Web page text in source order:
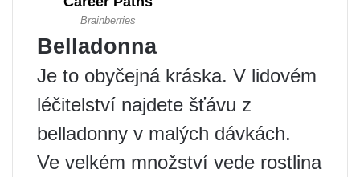
Belladonna
Je to obyčejná kráska. V lidovém
léčitelství najdete šťávu z
belladonny v malých dávkách.
Ve velkém množství vede rostlina